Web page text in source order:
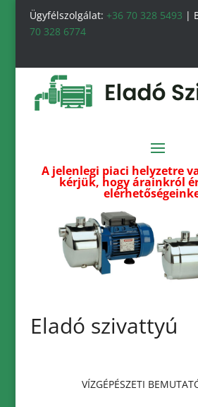
Ügyfélszolgálat:+36 70 328 5493 |
70 328 6774
A jelenlegi piaci helyzetre
kérjük, hogy árainkról
Eladó szivattyú
VÍZGÉPÉSZETI